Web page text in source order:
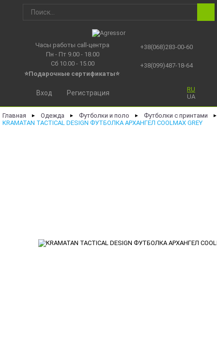
Часы работы call-центра
Пн - Пт 9.00 - 18.00
Сб 10.00 - 15.00
⭐Подарочные сертификаты⭐
+38(068)283-00-60
+38(099)487-18-64
RU
UA
Вход Регистрация
Главная ► Одежда ► Футболки и поло ► Футболки с принтами ►
KRAMATAN TACTICAL DESIGN ФУТБОЛКА АРХАНГЕЛ COOLMAX GREY